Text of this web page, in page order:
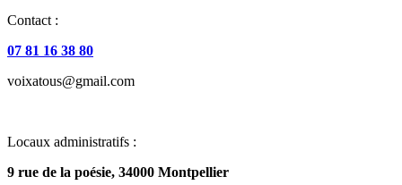
Contact :
07 81 16 38 80
voixatous@gmail.com
Locaux administratifs :
9 rue de la poésie, 34000 Montpellier